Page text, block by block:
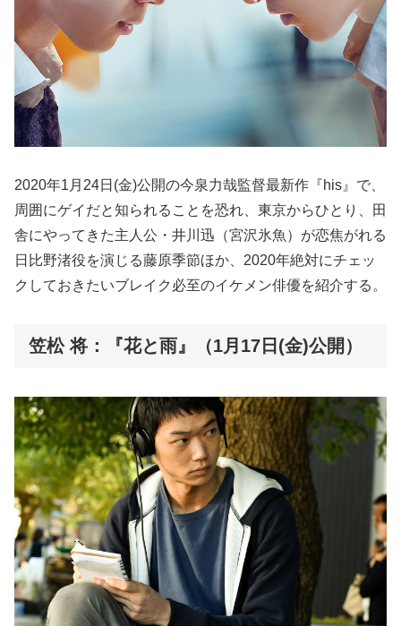
2020年1月24日(金)公開の今泉力哉監督最新作『his』で、
周囲にゲイだと知られることを恐れ、東京からひとり、田
舎にやってきた主人公・井川迅（宮沢氷魚）が恋焦がれる
日比野渚役を演じる藤原季節ほか、2020年絶対にチェッ
クしておきたいブレイク必至のイケメン俳優を紹介する。
笠松 将：『花と雨』（1月17日(金)公開）